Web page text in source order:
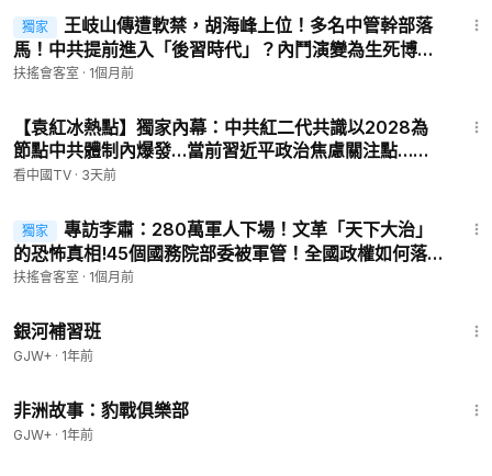
加速【中國禁聞】11/25
https://www.ganjingworld.com/video/1i4e0sd932d4W76nrm
6tsU35d19t1c
川普通話中共和日本領導人，話題涉台灣？中共無人機挑釁，日
防相：部署飛彈為防禦；美俄阿聯酋舉行和平談判，烏俄持續戰
鬥；六四「抗命將軍」徐勤先六小時庭審，錄像曝光。【環球直
https://www.ganjingworld.com/live/1i4djsnnuq67IKM1XKpHti
oxc19j1c
飛行員當場罹難。是G-Lock暫時昏迷、還是高度誤判、升力不足
或結構問題釀成悲劇？畫面顯示飛機姿態異常，甚至疑似「漏
油」。| 軍事情報局
wCsJ8ARjCYl1f71c
獨家
王岐山傳遭軟禁，胡海峰上位！多名中管幹部落
馬！中共提前進入「後習時代」？內鬥演變為生死博
弈！北京政局三大隱患【新聞大家談】｜2026-07-01
扶搖會客室 · 1個月前
【袁紅冰熱點】獨家內幕：中共紅二代共識以2028為
節點中共體制內爆發…當前習近平政治焦慮關注點…張
又俠曾酒放言我乃長堂七尺男兒之軀…北京提供伊朗肩
看中國TV · 3天前
獨家
專訪李肅：280萬軍人下場！文革「天下大治」
的恐怖真相!45個國務院部委被軍管！全國政權如何落
入軍人手裡？ 九大清洗真相：27位政治局委員如何一夜
扶搖會客室 · 1個月前
銀河補習班
GJW+ · 1年前
非洲故事：豹戰俱樂部
GJW+ · 1年前